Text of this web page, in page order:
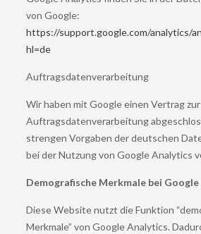
von Google:
https://support.google.com/analytics/
hl=de
Auftragsdatenverarbeitung
Wir haben mit Google einen Vertrag zur
Auftragsdatenverarbeitung
strengen Vorgaben der deutschen
bei der Nutzung von Google Analytics
Demografische Merkmale bei
Diese Website nutzt die Funktion
Merkmale” von Google Analytics.